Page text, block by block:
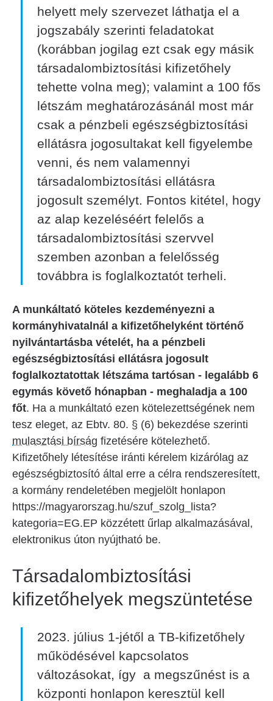
helyett mely szervezet láthatja el a
jogszabály szerinti feladatokat
(korábban jogilag ezt csak egy másik
társadalombiztosítási kifizetőhely
tehette volna meg); valamint a 100 fős
létszám meghatározásánál most már
csak a pénzbeli egészségbiztosítási
ellátásra jogosultakat kell figyelembe
venni, és nem valamennyi
társadalombiztosítási ellátásra
jogosult személyt. Fontos kitétel, hogy
az alap kezeléséért felelős a
társadalombiztosítási szervvel
szemben azonban a felelősség
továbbra is foglalkoztatót terheli.
A munkáltató köteles kezdeményezni a
kormányhivatalnál a kifizetőhelyként történő
nyilvántartásba vételét, ha a pénzbeli
egészségbiztosítási ellátásra jogosult
foglalkoztatottak létszáma tartósan - legalább 6
egymás követő hónapban - meghaladja a 100
főt. Ha a munkáltató ezen kötelezettségének nem
tesz eleget, az Ebtv. 80. § (6) bekezdése szerinti
mulasztási bírság fizetésére kötelezhető.
Kifizetőhely létesítése iránti kérelem kizárólag az
egészségbiztosító által erre a célra rendszeresített,
a kormány rendeletében megjelölt honlapon
https://magyarorszag.hu/szuf_szolg_lista?
kategoria=EG.EP közzétett űrlap alkalmazásával,
elektronikus úton nyújtható be.
Társadalombiztosítási
kifizetőhelyek megszüntetése
2023. július 1-jétől a TB-kifizetőhely
működésével kapcsolatos
változásokat, így a megszűnést is a
központi honlapon keresztül kell